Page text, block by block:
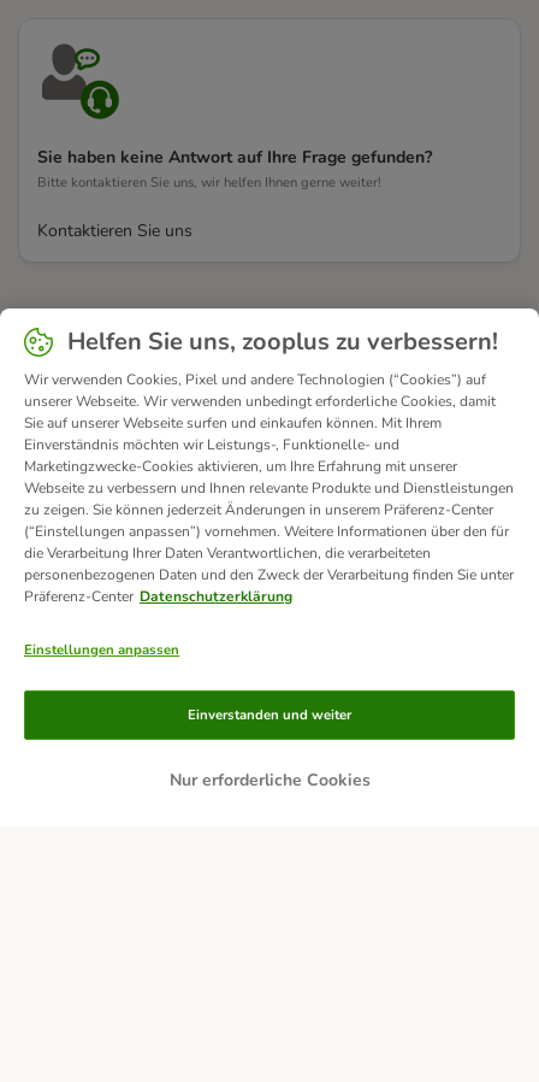
Sie haben keine Antwort auf Ihre Frage gefunden?
Bitte kontaktieren Sie uns, wir helfen Ihnen gerne weiter!
Kontaktieren Sie uns
Helfen Sie uns, zooplus zu verbessern!
Wir verwenden Cookies, Pixel und andere Technologien (“Cookies”) auf
unserer Webseite. Wir verwenden unbedingt erforderliche Cookies, damit
Sie auf unserer Webseite surfen und einkaufen können. Mit Ihrem
Einverständnis möchten wir Leistungs-, Funktionelle- und
Marketingzwecke-Cookies aktivieren, um Ihre Erfahrung mit unserer
Webseite zu verbessern und Ihnen relevante Produkte und Dienstleistungen
zu zeigen. Sie können jederzeit Änderungen in unserem Präferenz-Center
(“Einstellungen anpassen”) vornehmen. Weitere Informationen über den für
die Verarbeitung Ihrer Daten Verantwortlichen, die verarbeiteten
personenbezogenen Daten und den Zweck der Verarbeitung finden Sie unter
Präferenz-Center Datenschutzerklärung
Einstellungen anpassen
Nur erforderliche Cookies
Einverstanden und weiter